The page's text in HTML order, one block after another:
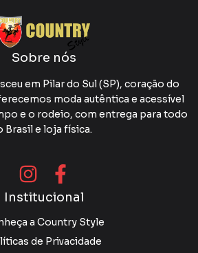
Sobre nós
em Pilar do Sul (SP), coração do
moda autêntica e acessível
e o rodeio, com entrega para todo
Brasil e loja física.
Institucional
a Country Style
de Privacidade